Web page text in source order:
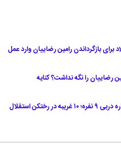
برای بازگرداندن رامین رضاییان وارد عمل
رضاییان را نگه نداشت؟ کنایه
ادعای جنجالی نصرالله عبداللهی درباره دربی ۹ نفره؛ ۱۰ غریبه در رختکن استقلال